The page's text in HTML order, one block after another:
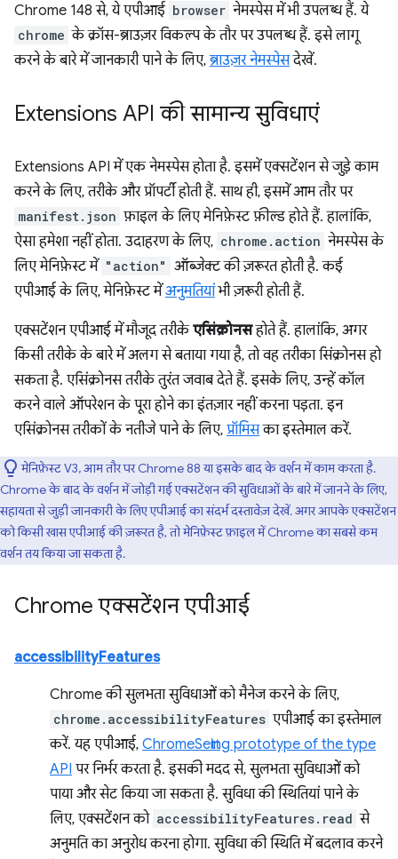
Chrome 148 से, ये एपीआई browser नेमस्पेस में भी उपलब्ध हैं. ये
chrome के क्रॉस-ब्राउज़र विकल्प के तौर पर उपलब्ध हैं. इसे लागू
करने के बारे में जानकारी पाने के लिए, ब्राउज़र नेमस्पेसदेखें.
Extensions API की सामान्य सुविधाएं
Extensions API में एक नेमस्पेस होता है. इसमें एक्सटेंशन से जुड़े काम
करने के लिए, तरीके और प्रॉपर्टी होती हैं. साथ ही, इसमें आम तौर पर
manifest.json फ़ाइल के लिए मेनिफ़ेस्ट फ़ील्ड होते हैं. हालांकि,
ऐसा हमेशा नहीं होता. उदाहरण के लिए, chrome.action नेमस्पेस के
लिए मेनिफ़ेस्ट में "action" ऑब्जेक्ट की ज़रूरत होती है. कई
एपीआई के लिए, मेनिफ़ेस्ट मेंअनुमतियांभी ज़रूरी होती हैं.
एक्सटेंशन एपीआई में मौजूद तरीकेएसिंक्रोनसहोते हैं. हालांकि, अगर
किसी तरीके के बारे में अलग से बताया गया है, तो वह तरीका सिंक्रोनस हो
सकता है. एसिंक्रोनस तरीके तुरंत जवाब देते हैं. इसके लिए, उन्हें कॉल
करने वाले ऑपरेशन के पूरा होने का इंतज़ार नहीं करना पड़ता. इन
एसिंक्रोनस तरीकों के नतीजे पाने के लिए, प्रॉमिसका इस्तेमाल करें.
मेनिफ़ेस्ट V3, आम तौर पर Chrome 88 या इसके बाद के वर्शन में काम करता है.
Chrome के बाद के वर्शन में जोड़ी गई एक्सटेंशन की सुविधाओं के बारे में जानने के लिए,
सहायता से जुड़ी जानकारी के लिए एपीआई का संदर्भ दस्तावेज़ देखें. अगर आपके एक्सटेंशन
को किसी खास एपीआई की ज़रूरत है, तो मेनिफ़ेस्ट फ़ाइल में Chrome का सबसे कम
वर्शन तय किया जा सकता है.
Chrome एक्सटेंशन एपीआई
accessibilityFeatures
Chrome की सुलभता सुविधाओं को मैनेज करने के लिए,
chrome.accessibilityFeatures एपीआई का इस्तेमाल
करें. यह एपीआई, ChromeSetting prototype of the type
API पर निर्भर करता है. इसकी मदद से, सुलभता सुविधाओं को
पाया और सेट किया जा सकता है. सुविधा की स्थितियां पाने के
लिए, एक्सटेंशन को accessibilityFeatures.read से
अनुमति का अनुरोध करना होगा. सुविधा की स्थिति में बदलाव करने